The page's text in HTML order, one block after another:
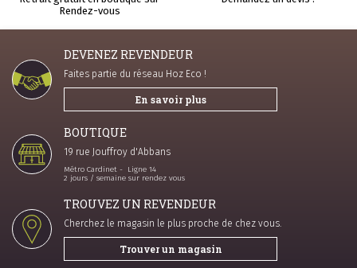
Rendez-vous
DEVENEZ REVENDEUR
Faites partie du réseau Hoz Eco !
En savoir plus
BOUTIQUE
19 rue Jouffroy d'Abbans
Métro Cardinet - Ligne 14
2 jours / semaine sur rendez vous
TROUVEZ UN REVENDEUR
Cherchez le magasin le plus proche de chez vous.
Trouver un magasin